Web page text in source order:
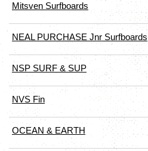
Mitsven Surfboards
NEAL PURCHASE Jnr Surfboards
NSP SURF & SUP
NVS Fin
OCEAN & EARTH